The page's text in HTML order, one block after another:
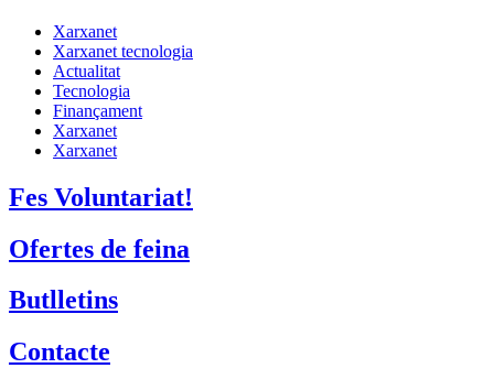
Xarxanet
Xarxanet tecnologia
Actualitat
Tecnologia
Finançament
Xarxanet
Xarxanet
Fes Voluntariat!
Ofertes de feina
Butlletins
Contacte